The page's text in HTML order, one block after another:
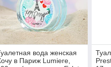
вода женская
в Париж Lumiere,